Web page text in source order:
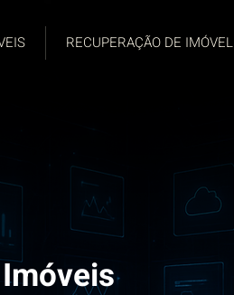
RECUPERAÇÃO DE IMÓVEL